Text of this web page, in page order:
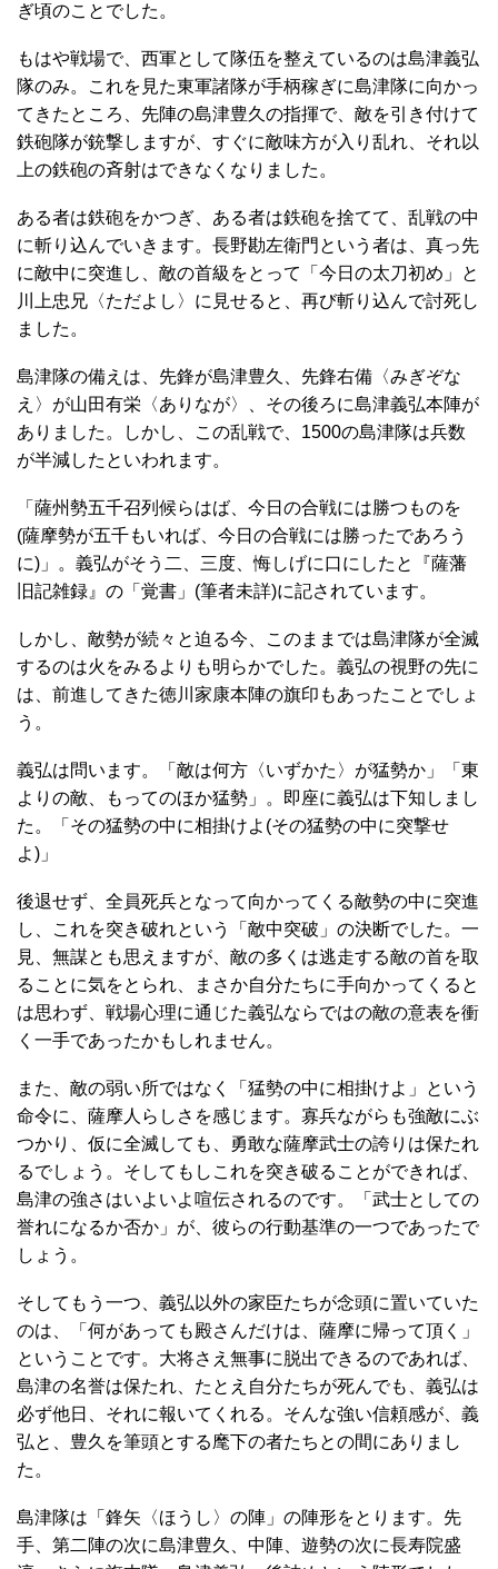
ぎ頃のことでした。
もはや戦場で、西軍として隊伍を整えているのは島津義弘
隊のみ。これを見た東軍諸隊が手柄稼ぎに島津隊に向かっ
てきたところ、先陣の島津豊久の指揮で、敵を引き付けて
鉄砲隊が銃撃しますが、すぐに敵味方が入り乱れ、それ以
上の鉄砲の斉射はできなくなりました。
ある者は鉄砲をかつぎ、ある者は鉄砲を捨てて、乱戦の中
に斬り込んでいきます。長野勘左衛門という者は、真っ先
に敵中に突進し、敵の首級をとって「今日の太刀初め」と
川上忠兄〈ただよし〉に見せると、再び斬り込んで討死し
ました。
島津隊の備えは、先鋒が島津豊久、先鋒右備〈みぎぞな
え〉が山田有栄〈ありなが〉、その後ろに島津義弘本陣が
ありました。しかし、この乱戦で、1500の島津隊は兵数
が半減したといわれます。
「薩州勢五千召列候らはば、今日の合戦には勝つものを
(薩摩勢が五千もいれば、今日の合戦には勝ったであろう
に)」。義弘がそう二、三度、悔しげに口にしたと『薩藩
旧記雑録』の「覚書」(筆者未詳)に記されています。
しかし、敵勢が続々と迫る今、このままでは島津隊が全滅
するのは火をみるよりも明らかでした。義弘の視野の先に
は、前進してきた徳川家康本陣の旗印もあったことでしょ
う。
義弘は問います。「敵は何方〈いずかた〉が猛勢か」「東
よりの敵、もってのほか猛勢」。即座に義弘は下知しまし
た。「その猛勢の中に相掛けよ(その猛勢の中に突撃せ
よ)」
後退せず、全員死兵となって向かってくる敵勢の中に突進
し、これを突き破れという「敵中突破」の決断でした。一
見、無謀とも思えますが、敵の多くは逃走する敵の首を取
ることに気をとられ、まさか自分たちに手向かってくると
は思わず、戦場心理に通じた義弘ならではの敵の意表を衝
く一手であったかもしれません。
また、敵の弱い所ではなく「猛勢の中に相掛けよ」という
命令に、薩摩人らしさを感じます。寡兵ながらも強敵にぶ
つかり、仮に全滅しても、勇敢な薩摩武士の誇りは保たれ
るでしょう。そしてもしこれを突き破ることができれば、
島津の強さはいよいよ喧伝されるのです。「武士としての
誉れになるか否か」が、彼らの行動基準の一つであったで
しょう。
そしてもう一つ、義弘以外の家臣たちが念頭に置いていた
のは、「何があっても殿さんだけは、薩摩に帰って頂く」
ということです。大将さえ無事に脱出できるのであれば、
島津の名誉は保たれ、たとえ自分たちが死んでも、義弘は
必ず他日、それに報いてくれる。そんな強い信頼感が、義
弘と、豊久を筆頭とする麾下の者たちとの間にありまし
た。
島津隊は「鋒矢〈ほうし〉の陣」の陣形をとります。先
手、第二陣の次に島津豊久、中陣、遊勢の次に長寿院盛